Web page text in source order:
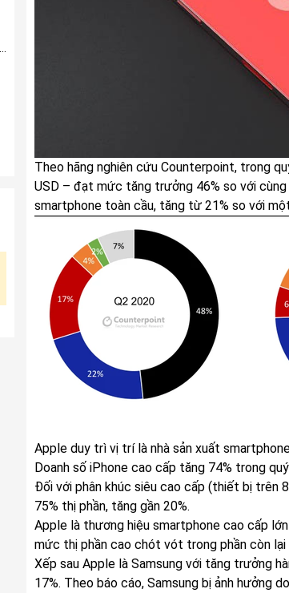
Theo hãng nghiên cứu Counterpoint, trong
USD – đạt mức tăng trưởng 46% so với
smartphone toàn cầu, tăng từ 21% so với
Apple duy trì vị trí là nhà sản xuất
Doanh số iPhone cao cấp tăng 74% trong
Đối với phân khúc siêu cao cấp (thiết bị trên
75% thị phần, tăng gần 20%.
Apple là thương hiệu smartphone cao cấp
mức thị phần cao chót vót trong phần còn lại
Xếp sau Apple là Samsung với tăng trưởng
17%. Theo báo cáo, Samsung bị ảnh hưởng